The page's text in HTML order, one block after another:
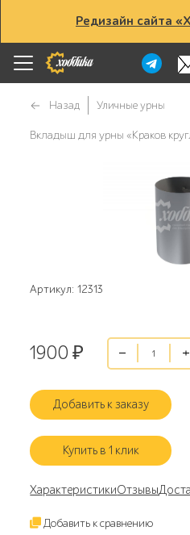
Редизайн сайта
Назад Уличные урны
Вкладыш для урны «Краков
Артикул: 12313
1900 ₽
Добавить к заказу
Купить в 1 клик
ХарактеристикиОтзывы
Добавить к сравнению